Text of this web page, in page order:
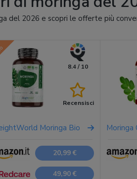
del 2026 e scopri le offerte più
8.4 / 10
Recensisci
Moringa Bio Moringa
20,99 €
49,90 €